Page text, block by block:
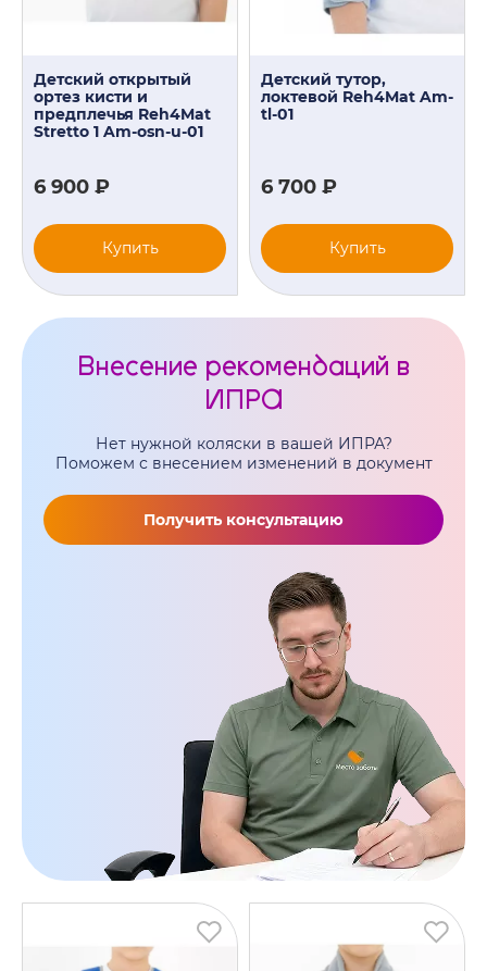
Детский открытый
ортез кисти и
предплечья Reh4Mat
Stretto 1 Am-osn-u-01
6 900 ₽
Купить
Детский тутор,
локтевой Reh4Mat Am-
tl-01
6 700 ₽
Купить
Внесение рекомендаций в
ИПРА
Нет нужной коляски в вашей ИПРА?
Поможем с внесением изменений в документ
Получить консультацию